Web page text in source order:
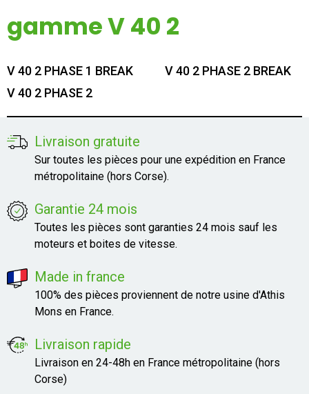
gamme V 40 2
V 40 2 PHASE 1 BREAK
V 40 2 PHASE 2
V 40 2 PHASE 2 BREAK
Livraison gratuite
Sur toutes les pièces pour une expédition en France
métropolitaine (hors Corse).
Garantie 24 mois
Toutes les pièces sont garanties 24 mois sauf les
moteurs et boites de vitesse.
Made in france
100% des pièces proviennent de notre usine d'Athis
Mons en France.
Livraison rapide
Livraison en 24-48h en France métropolitaine (hors
Corse)